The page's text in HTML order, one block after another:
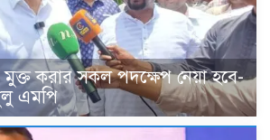
মুক্ত করার সকল পদক্ষেপ নেয়া হবে-
এমপি